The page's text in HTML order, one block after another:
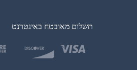
תשלום מאובטח באינטרנט